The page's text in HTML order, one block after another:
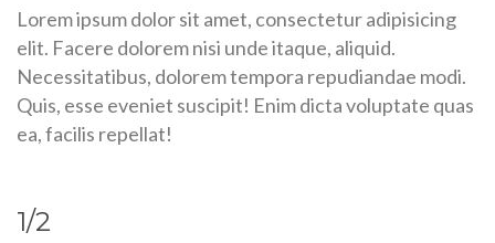
Lorem ipsum dolor sit amet, consectetur adipisicing
elit. Facere dolorem nisi unde itaque, aliquid.
Necessitatibus, dolorem tempora repudiandae modi.
Quis, esse eveniet suscipit! Enim dicta voluptate quas
ea, facilis repellat!
1/2